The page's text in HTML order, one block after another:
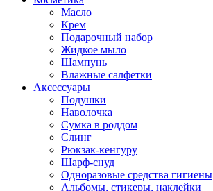
Масло
Крем
Подарочный набор
Жидкое мыло
Шампунь
Влажные салфетки
Аксессуары
Подушки
Наволочка
Сумка в роддом
Cлинг
Рюкзак-кенгуру
Шарф-снуд
Одноразовые средства гигиены
Альбомы, стикеры, наклейки